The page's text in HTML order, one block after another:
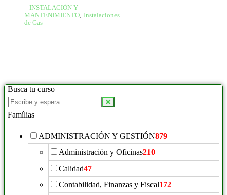
INSTALACIÓN Y
MANTENIMIENTO, Instalaciones
de Gas
Busca tu curso
Famílias
ADMINISTRACIÓN Y GESTIÓN879
Administración y Oficinas210
Calidad47
Contabilidad, Finanzas y Fiscal172